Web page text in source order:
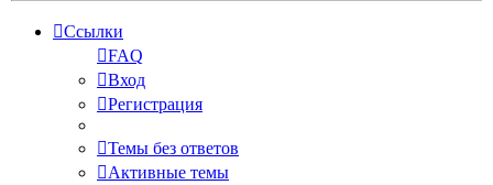
Ссылки
FAQ
Вход
Регистрация
Темы без ответов
Активные темы